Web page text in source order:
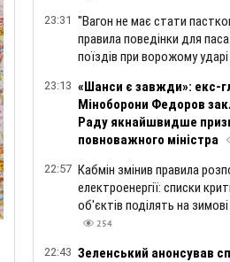
23:31 "Вагон не має стати
правила поведінки для
поїздів при ворожому ударі
23:13 «Шанси є завжди»: екс-
Міноборони Федоров
Раду якнайшвидше
повноважного міністра
22:57 Кабмін змінив правила
електроенергії: списки
об'єктів поділять на зимові
254
22:43 Зеленський анонсував